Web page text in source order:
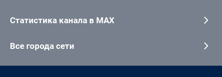
Статистика канала в MAX
Все города сети